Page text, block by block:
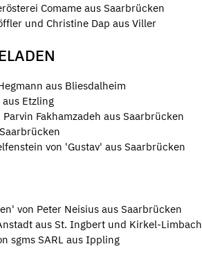
Comame aus Saarbrücken
und Christine Dap aus Viller
aus Bliesdalheim
Etzling
Fakhamzadeh aus Saarbrücken
von 'Gustav' aus Saarbrücken
von Peter Neisius aus Saarbrücken
aus St. Ingbert und Kirkel-Limbach
sgms SARL aus Ippling